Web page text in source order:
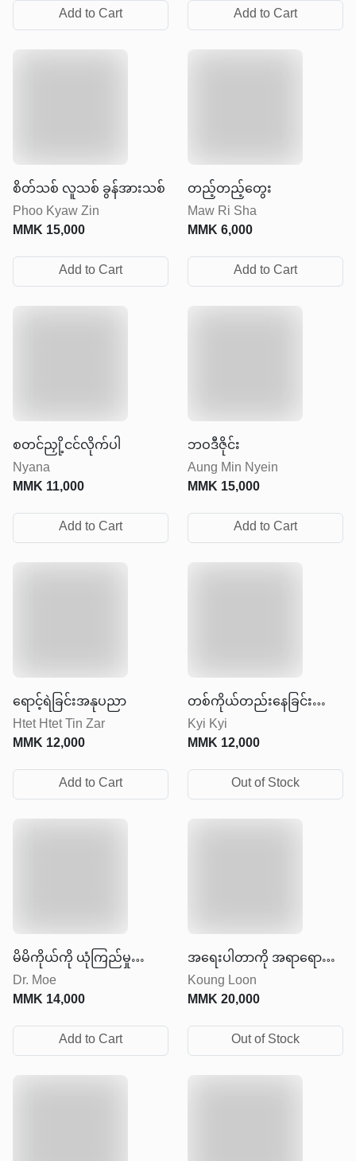
Add to Cart
Add to Cart
စိတ်သစ် လူသစ် ခွန်အားသစ်
Phoo Kyaw Zin
MMK15,000
Add to Cart
တည့်တည့်တွေး
Maw Ri Sha
MMK6,000
Add to Cart
စတင်ညှို့ငင်လိုက်ပါ
Nyana
MMK11,000
Add to Cart
ဘဝဒီဇိုင်း
Aung Min Nyein
MMK15,000
Add to Cart
ရောင့်ရဲခြင်းအနုပညာ
Htet Htet Tin Zar
MMK12,000
Add to Cart
တစ်ကိုယ်တည်းနေခြင်း
အနုပညာ
Kyi Kyi
MMK12,000
Out of Stock
မိမိကိုယ်ကို ယုံကြည်မှု
တည်ဆောက်ခြင်း
Dr. Moe
MMK14,000
Add to Cart
အရေးပါတာကို အရာရောက်
အောင်လုပ်ပါ
Koung Loon
MMK20,000
Out of Stock